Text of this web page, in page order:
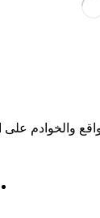
والخوادم على